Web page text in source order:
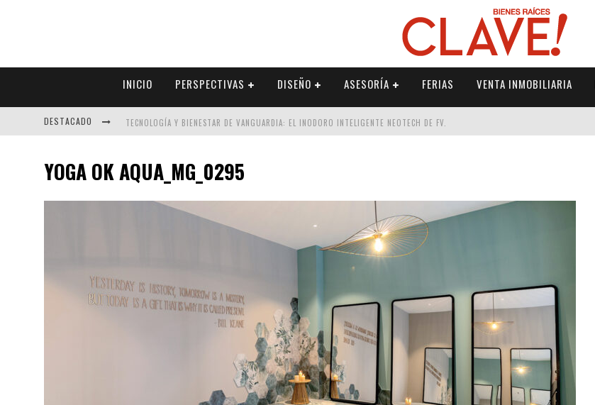
INICIO PERSPECTIVAS DISEÑO ASESORÍA FERIAS VENTA INMOBILIARIA
DESTACADO TECNOLOGÍA Y BIENESTAR DE VANGUARDIA: EL INODORO INTELIGENTE NEOTECH DE FV.
ALEXANDRA BEDOYA – LA CONSTANCIA DETRÁS DE LA PALETERÍA
EL DESPERTAR DE LA CALIDEZ: ACABADOS DORADOS DE FV PARA ELEVAR TU ESPACIO
YOGA OK AQUA_MG_0295
SAINT-GOBAIN IMPTEK – XI CONVENCIÓN
INTERNACIONAL